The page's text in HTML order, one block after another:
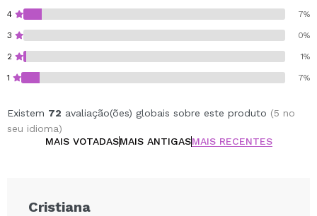
4 7%
3 0%
2 1%
1 7%
Existem 72 avaliação(ões) globais sobre este produto (5 no
seu idioma)
MAIS VOTADASMAIS ANTIGASMAIS RECENTES
Cristiana